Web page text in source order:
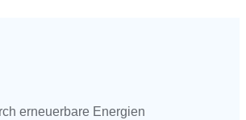
erneuerbare Energien